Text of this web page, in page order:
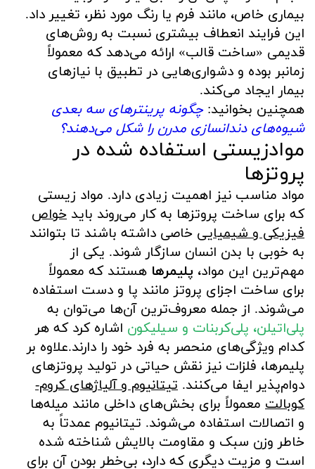
بیماری خاص، مانند فرم یا رنگ مورد نظر، تغییر داد.
این فرایند انعطاف بیشتری نسبت به روش‌های
قدیمی «ساخت قالب» ارائه می‌دهد که معمولاً
زمانبر بوده و دشواری‌هایی در تطبیق با نیازهای
بیمار ایجاد می‌کند.
همچنین بخوانید: چگونه پرینترهای سه بعدی
شیوه‌های دندانسازی مدرن را شکل می‌دهند؟
موادزیستی استفاده شده در
پروتزها
مواد مناسب نیز اهمیت زیادی دارد. مواد زیستی
که برای ساخت پروتزها به کار می‌روند باید خواص
فیزیکی و شیمیایی خاصی داشته باشند تا بتوانند
به خوبی با بدن انسان سازگار شوند. یکی از
مهم‌ترین این مواد، پلیمرها هستند که معمولاً
برای ساخت اجزای پروتز مانند پا و دست استفاده
می‌شوند. از جمله معروف‌ترین آن‌ها می‌توان به
پلی‌اتیلن، پلی‌کربنات و سیلیکون اشاره کرد که هر
کدام ویژگی‌های منحصر به فرد خود را دارند.علاوه بر
پلیمرها، فلزات نیز نقش حیاتی در تولید پروتزهای
دوام‌پذیر ایفا می‌کنند. تیتانیوم و آلیاژهای کروم-
کوبالت معمولاً برای بخش‌های داخلی مانند میله‌ها
و اتصالات استفاده می‌شوند. تیتانیوم عمدتاً به
خاطر وزن سبک و مقاومت بالایش شناخته شده
است و مزیت دیگری که دارد، بی‌خطر بودن آن برای